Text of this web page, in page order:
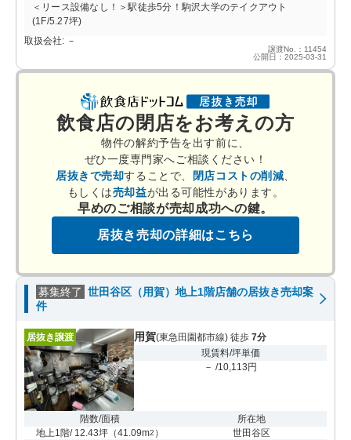
＜リース設備なし！＞駅徒歩5分！駒沢大学のテイクアウト
(1F/5.27坪)
取扱会社: －
譲渡No.：11454
公開日：2025-03-31
飲食店の閉店をお考えの方
物件の解約予告を出す前に、
ぜひ一度専門家へご相談ください！
居抜きで売却することで、 閉店コストの削減
もしくは売却益が出る可能性があります。
早めのご相談が売却成功への鍵。
居抜き売却の詳細はこちら
募集終了 世田谷区（用賀）地上1階店舗の居抜き売却案
件
居抜き譲渡 用賀(東急田園都市線) 徒歩 7分
現賃料/坪単価
－ /10,113円
階数/面積
地上1階/ 12.43坪 （41.09m2 ）
所在地
世田谷区